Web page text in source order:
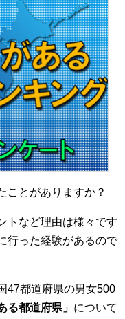
ことがありますか？
トなど理由は様々です
行った経験があるので
47都道府県の男女500
る都道府県」 について